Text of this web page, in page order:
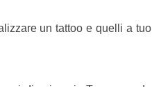
un tattoo e quelli a tuo